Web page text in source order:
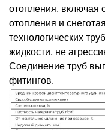
отопления, включая
отопления и
технологических
жидкости, не
Соединение труб
фитингов.